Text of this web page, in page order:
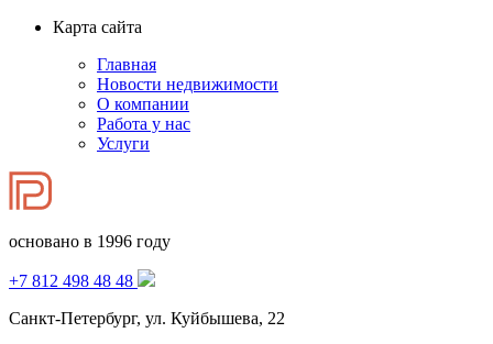
Карта сайта
Главная
Новости недвижимости
О компании
Работа у нас
Услуги
основано в 1996 году
+7 812 498 48 48
Санкт-Петербург, ул. Куйбышева, 22